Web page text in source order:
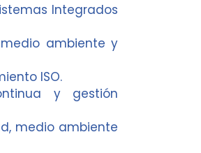
Integrados
ambiente y
ISO.
y gestión
medio ambiente